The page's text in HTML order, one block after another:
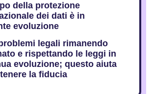
della protezione
dei dati è in
evoluzione
legali rimanendo
e rispettando le leggi in
evoluzione; questo aiuta
la fiducia